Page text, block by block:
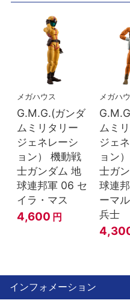
メガハウス
G.M.G.(ガンダ
ムミリタリー
ジェネレーシ
ョン） 機動戦
士ガンダム 地
球連邦軍 06 セ
イラ・マス
4,600 円
メガハ
ムミ
ジェ
ョン
士ガ
球連
ーマ
兵士
インフォメーション